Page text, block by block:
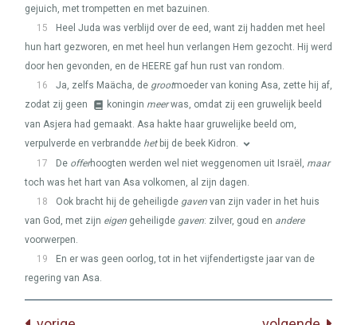
gejuich, met trompetten en met bazuinen.
15
Heel Juda was verblijd over de eed, want zij hadden met heel
hun hart gezworen, en met heel hun verlangen Hem gezocht. Hij werd
door hen gevonden, en de HEERE gaf hun rust van rondom.
16
Ja, zelfs Maächa, de grootmoeder van koning Asa, zette hij af,
zodat zij geen
koningin meerwas, omdat zij een gruwelijk beeld
van Asjera had gemaakt. Asa hakte haar gruwelijke beeld om,
verpulverde en verbrandde hetbij de beek Kidron.
17
De offerhoogten werden wel niet weggenomen uit Israël, maar
toch was het hart van Asa volkomen, al zijn dagen.
18
Ook bracht hij de geheiligde gaven van zijn vader in het huis
van God, met zijn eigen geheiligde gaven: zilver, goud en andere
voorwerpen.
19
En er was geen oorlog, tot in het vijfendertigste jaar van de
regering van Asa.